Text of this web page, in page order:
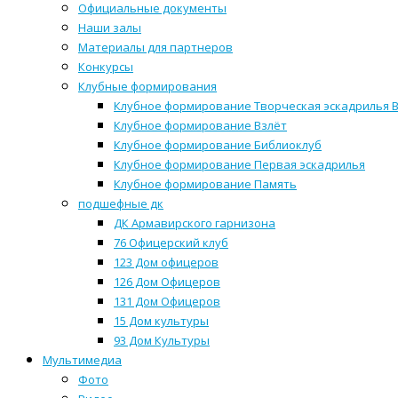
Официальные документы
Наши залы
Материалы для партнеров
Конкурсы
Клубные формирования
Клубное формирование Творческая эскадрилья
Клубное формирование Взлёт
Клубное формирование Библиоклуб
Клубное формирование Первая эскадрилья
Клубное формирование Память
подшефные дк
ДК Армавирского гарнизона
76 Офицерский клуб
123 Дом офицеров
126 Дом Офицеров
131 Дом Офицеров
15 Дом культуры
93 Дом Культуры
Мультимедиа
Фото